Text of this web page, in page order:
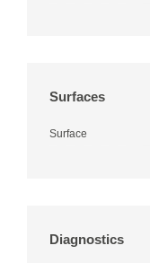
Surfaces
Surface
Diagnostics